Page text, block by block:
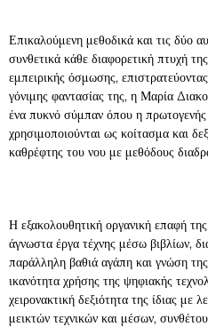
Επικαλούμενη μεθοδικά και τις δύο
συνθετικά κάθε διαφορετική πτυχή
εμπειρικής όσμωσης,
γόνιμης φαντασίας της, η Μαρία
ένα πυκνό σύμπαν όπου η πρωτογενής
χρησιμοποιούνται ως κοίτασμα και
καθρέφτης του νου με μεθόδους
Η εξακολουθητική οργανική επαφή
άγνωστα έργα τέχνης μέσω βιβλίων,
παράλληλη βαθιά αγάπη και γνώση
ικανότητα χρήσης της ψηφιακής
χειρονακτική δεξιότητα της ίδιας με
μεικτών τεχνικών και μέσων,